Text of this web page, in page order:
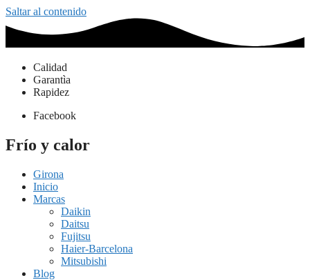
Saltar al contenido
Calidad
Garantìa
Rapidez
Facebook
Frío y calor
Girona
Inicio
Marcas
Daikin
Daitsu
Fujitsu
Haier-Barcelona
Mitsubishi
Blog